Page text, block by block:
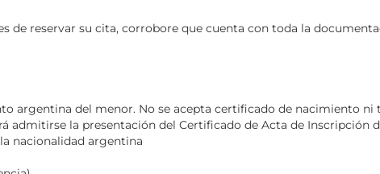
de reservar su cita, corrobore que cuenta con toda la
argentina del menor. No se acepta certificado de nacimiento ni
admitirse la presentación del Certificado de Acta de Inscripción
nacionalidad argentina